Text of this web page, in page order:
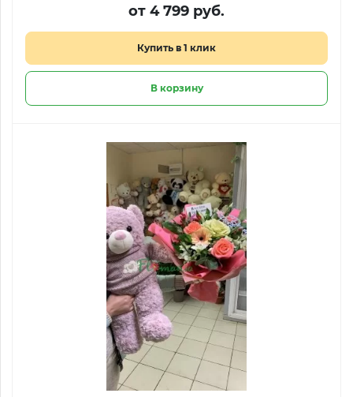
от 4 799 руб.
Купить в 1 клик
В корзину